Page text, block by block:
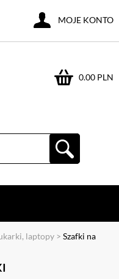
0.00 PLN
MOJE KONTO
laptopy> Szafki na